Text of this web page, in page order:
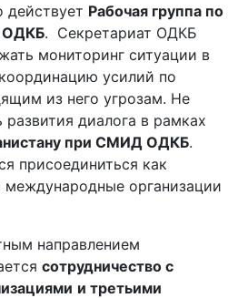
действует Рабочая группа по
ОДКБ. Секретариат ОДКБ
мониторинг ситуации в
усилий по
из него угрозам. Не
диалога в рамках
при СМИД ОДКБ.
присоединиться как
международные организации
направлением
сотрудничество с
и третьими